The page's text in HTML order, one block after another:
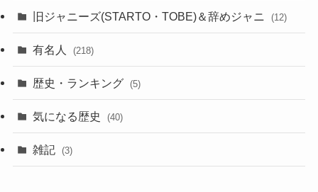
旧ジャニーズ(STARTO・TOBE)＆辞めジャニ (12)
有名人 (218)
歴史・ランキング (5)
気になる歴史 (40)
雑記 (3)